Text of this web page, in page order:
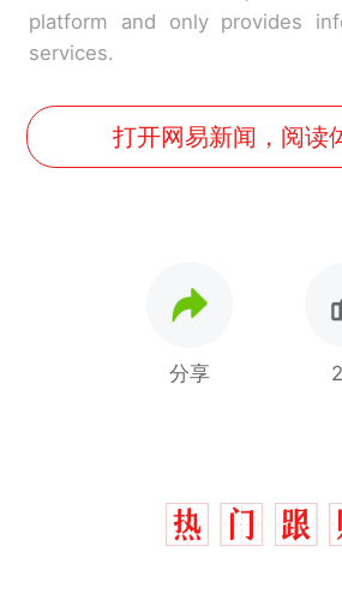
platform and only provides
services.
打开网易新闻，阅读
分享